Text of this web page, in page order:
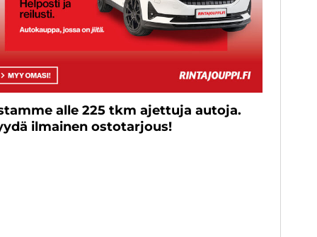
alle 225 tkm ajettuja autoja.
ilmainen ostotarjous!